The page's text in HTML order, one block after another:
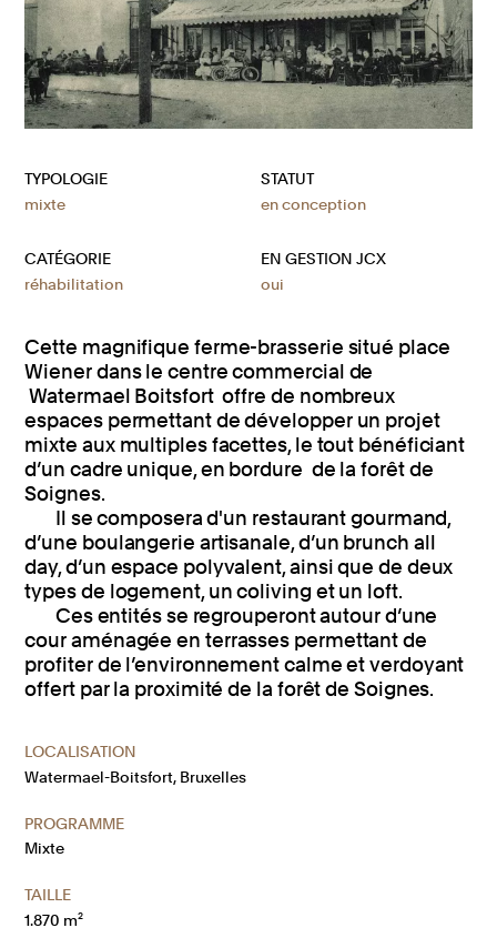
TYPOLOGIE
mixte
STATUT
en conception
CATÉGORIE
réhabilitation
EN GESTION JCX
oui
Cette magnifique ferme-brasserie situé place
Wiener dans le centre commercial de
Watermael Boitsfort offre de nombreux
espaces permettant de développer un projet
mixte aux multiples facettes, le tout bénéficiant
d’un cadre unique, en bordure de la forêt de
Soignes.
Il se composera d'un restaurant gourmand,
d’une boulangerie artisanale, d’un brunch all
day, d’un espace polyvalent, ainsi que de deux
types de logement, un coliving et un loft.
Ces entités se regrouperont autour d’une
cour aménagée en terrasses permettant de
profiter de l’environnement calme et verdoyant
offert par la proximité de la forêt de Soignes.
LOCALISATION
Watermael-Boitsfort, Bruxelles
PROGRAMME
Mixte
TAILLE
1.870 m²